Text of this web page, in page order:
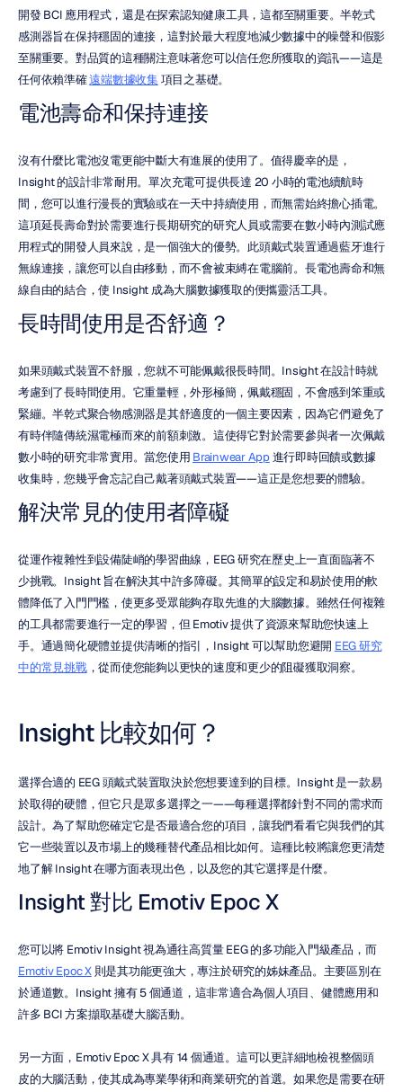
開發 BCI 應用程式，還是在探索認知健康工具，這都至關重要。半乾式
感測器旨在保持穩固的連接，這對於最大程度地減少數據中的噪聲和假影
至關重要。對品質的這種關注意味著您可以信任您所獲取的資訊——這是
任何依賴準確 遠端數據收集 項目之基礎。
電池壽命和保持連接
沒有什麼比電池沒電更能中斷大有進展的使用了。值得慶幸的是，
Insight 的設計非常耐用。單次充電可提供長達 20 小時的電池續航時
間，您可以進行漫長的實驗或在一天中持續使用，而無需始終擔心插電。
這項延長壽命對於需要進行長期研究的研究人員或需要在數小時內測試應
用程式的開發人員來說，是一個強大的優勢。此頭戴式裝置通過藍牙進行
無線連接，讓您可以自由移動，而不會被束縛在電腦前。長電池壽命和無
線自由的結合，使 Insight 成為大腦數據獲取的便攜靈活工具。
長時間使用是否舒適？
如果頭戴式裝置不舒服，您就不可能佩戴很長時間。Insight 在設計時就
考慮到了長時間使用。它重量輕，外形極簡，佩戴穩固，不會感到笨重或
緊繃。半乾式聚合物感測器是其舒適度的一個主要因素，因為它們避免了
有時伴隨傳統濕電極而來的前額刺激。這使得它對於需要參與者一次佩戴
數小時的研究非常實用。當您使用 Brainwear App 進行即時回饋或數據
收集時，您幾乎會忘記自己戴著頭戴式裝置——這正是您想要的體驗。
解決常見的使用者障礙
從運作複雜性到設備陡峭的學習曲線，EEG 研究在歷史上一直面臨著不
少挑戰。Insight 旨在解決其中許多障礙。其簡單的設定和易於使用的軟
體降低了入門門檻，使更多受眾能夠存取先進的大腦數據。雖然任何複雜
的工具都需要進行一定的學習，但 Emotiv 提供了資源來幫助您快速上
手。通過簡化硬體並提供清晰的指引，Insight 可以幫助您避開 EEG 研究
中的常見挑戰，從而使您能夠以更快的速度和更少的阻礙獲取洞察。
Insight 比較如何？
選擇合適的 EEG 頭戴式裝置取決於您想要達到的目標。Insight 是一款易
於取得的硬體，但它只是眾多選擇之一——每種選擇都針對不同的需求而
設計。為了幫助您確定它是否最適合您的項目，讓我們看看它與我們的其
它一些裝置以及市場上的幾種替代產品相比如何。這種比較將讓您更清楚
地了解 Insight 在哪方面表現出色，以及您的其它選擇是什麼。
Insight 對比 Emotiv Epoc X
您可以將 Emotiv Insight 視為通往高質量 EEG 的多功能入門級產品，而
Emotiv Epoc X 則是其功能更強大，專注於研究的姊妹產品。主要區別在
於通道數。Insight 擁有 5 個通道，這非常適合為個人項目、健體應用和
許多 BCI 方案擷取基礎大腦活動。
另一方面，Emotiv Epoc X 具有 14 個通道。這可以更詳細地檢視整個頭
皮的大腦活動，使其成為專業學術和商業研究的首選。如果您是需要在研